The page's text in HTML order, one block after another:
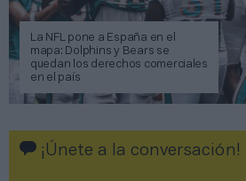
La NFL pone a España en el
mapa: Dolphins y Bears se
quedan los derechos comerciales
en el país
¡Únete a la conversación!